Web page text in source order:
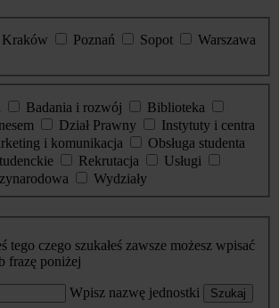
Kraków Poznań Sopot
Warszawa
Badania i rozwój
Biblioteka
Dział Prawny
Instytuty i centra
i komunikacja
Obsługa studenta
Rekrutacja
Usługi
Wydziały
tego czego szukałeś zawsze możesz wpisać
frazę poniżej
Wpisz nazwę jednostki Szukaj